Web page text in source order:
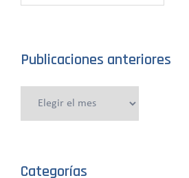
Publicaciones anteriores
Categorías